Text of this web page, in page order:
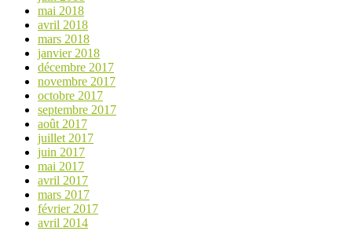
mai 2018
avril 2018
mars 2018
janvier 2018
décembre 2017
novembre 2017
octobre 2017
septembre 2017
août 2017
juillet 2017
juin 2017
mai 2017
avril 2017
mars 2017
février 2017
avril 2014